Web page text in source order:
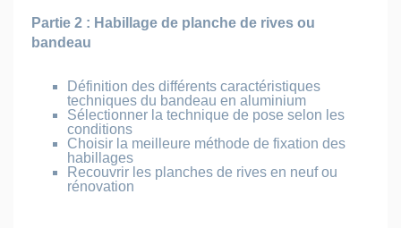
Partie 2 : Habillage de planche de rives ou
bandeau
Définition des différents caractéristiques
techniques du bandeau en aluminium
Sélectionner la technique de pose selon les
conditions
Choisir la meilleure méthode de fixation des
habillages
Recouvrir les planches de rives en neuf ou
rénovation